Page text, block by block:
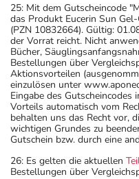
25: Mit dem Gutscheincode
das Produkt Eucerin Sun
(PZN 10832664). Gültig:
der Vorrat reicht. Nicht
Bücher,
Bestellungen über
Aktionsvorteilen
einzulösen unter
Eingabe des
Vorteils automatisch vom
behalten uns das Recht vor,
wichtigen Grundes zu
Gutschein bzw. durch eine
26: Es gelten die aktuellen
Bestellungen über